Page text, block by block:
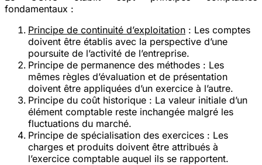
fondamentaux :
Principe de continuité d’exploitation : Les comptes
doivent être établis avec la perspective d’une
poursuite de l’activité de l’entreprise.
Principe de permanence des méthodes : Les
mêmes règles d’évaluation et de présentation
doivent être appliquées d’un exercice à l’autre.
Principe du coût historique : La valeur initiale d’un
élément comptable reste inchangée malgré les
fluctuations du marché.
Principe de spécialisation des exercices : Les
charges et produits doivent être attribués à
l’exercice comptable auquel ils se rapportent.